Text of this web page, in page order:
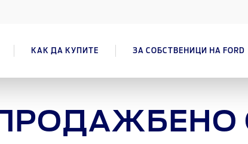
КАК ДА КУПИТЕ ЗА СОБСТВЕНИЦИ НА FORD